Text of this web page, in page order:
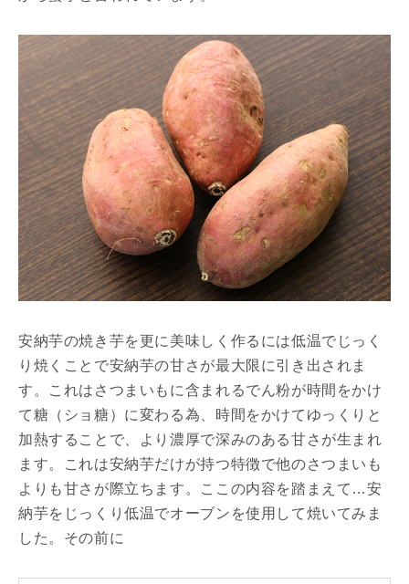
安納芋の焼き芋を更に美味しく作るには低温でじっく
り焼くことで安納芋の甘さが最大限に引き出されま
す。これはさつまいもに含まれるでん粉が時間をかけ
て糖（ショ糖）に変わる為、時間をかけてゆっくりと
加熱することで、より濃厚で深みのある甘さが生まれ
ます。これは安納芋だけが持つ特徴で他のさつまいも
よりも甘さが際立ちます。ここの内容を踏まえて…安
納芋をじっくり低温でオーブンを使用して焼いてみま
した。その前に